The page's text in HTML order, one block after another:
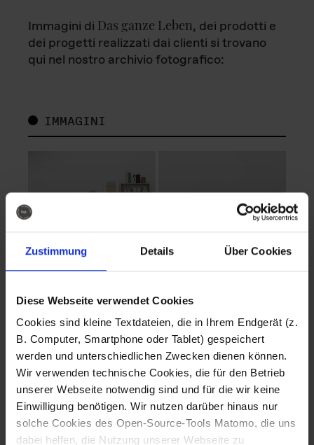
Zustimmung Details Über Cookies
Diese Webseite verwendet Cookies
Cookies sind kleine Textdateien, die in Ihrem Endgerät (z.
B. Computer, Smartphone oder Tablet) gespeichert
werden und unterschiedlichen Zwecken dienen können.
Wir verwenden technische Cookies, die für den Betrieb
unserer Webseite notwendig sind und für die wir keine
Einwilligung benötigen. Wir nutzen darüber hinaus nur
solche Cookies des Open-Source-Tools Matomo, die uns
dabei helfen, die Nutzung unserer Webseite zu
Immagini di Das ganze Leben, dei prodotti e
dei progetti realizzati dai clienti si trovano
qui nel nostro archivio fotografico:
IMMAGINI
Fotografo: Lorenz
Sternbach
Download
Fotografo: Lorenz
Sternbach
Download